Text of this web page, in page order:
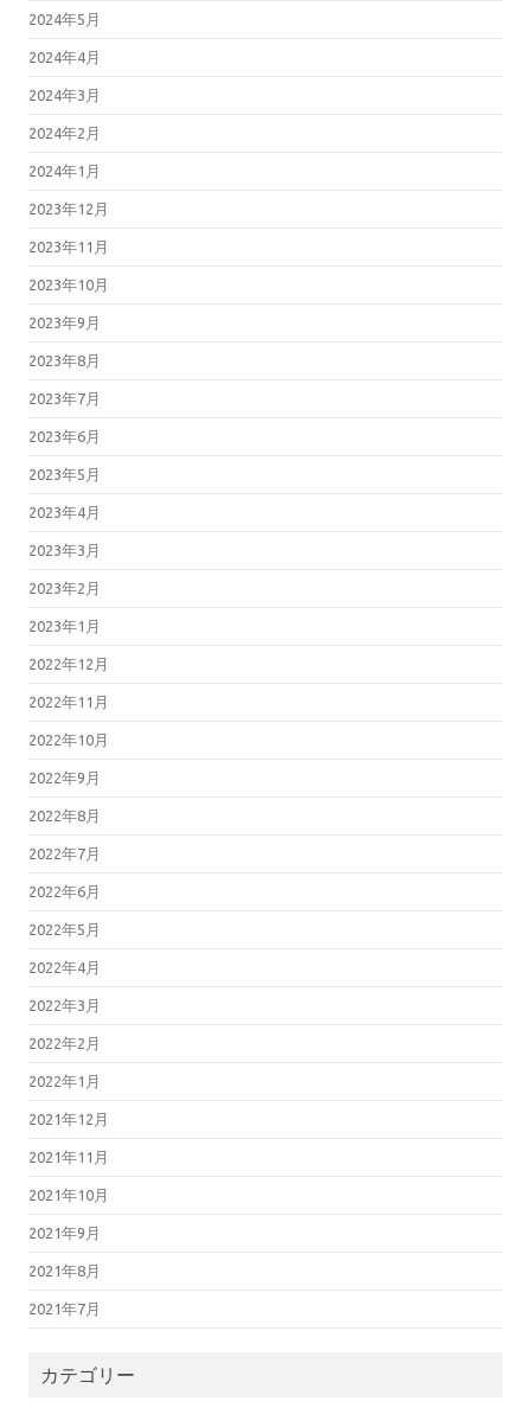
2024年5月
2024年4月
2024年3月
2024年2月
2024年1月
2023年12月
2023年11月
2023年10月
2023年9月
2023年8月
2023年7月
2023年6月
2023年5月
2023年4月
2023年3月
2023年2月
2023年1月
2022年12月
2022年11月
2022年10月
2022年9月
2022年8月
2022年7月
2022年6月
2022年5月
2022年4月
2022年3月
2022年2月
2022年1月
2021年12月
2021年11月
2021年10月
2021年9月
2021年8月
2021年7月
カテゴリー